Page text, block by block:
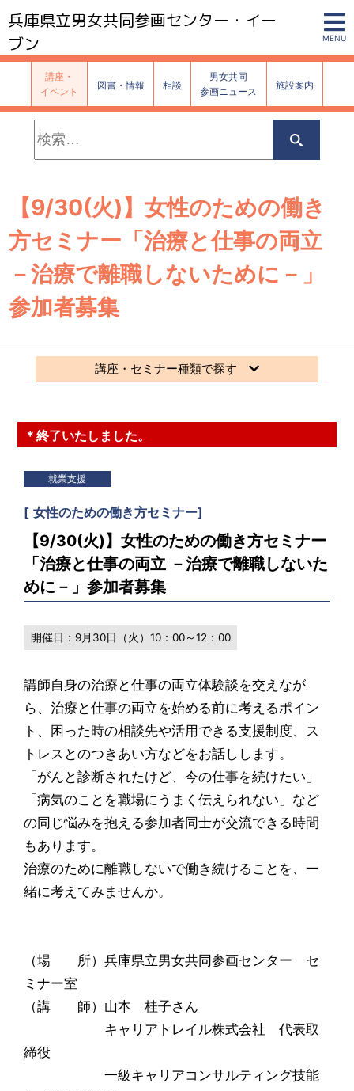
兵庫県立男女共同参画センター・イー
ブン
MENU
講座・
イベント
図書・情報 相談
男女共同
参画ニュース
施設案内
索:
検
索
【9/30(火)】女性のための働き
方セミナー「治療と仕事の両立
－治療で離職しないために－」
参加者募集
講座・セミナー種類で探す
＊終了いたしました。
就業支援
[ 女性のための働き方セミナー]
【9/30(火)】女性のための働き方セミナー
「治療と仕事の両立 －治療で離職しないた
めに－」参加者募集
開催日： 9月30日（火）10：00～12：00
講師自身の治療と仕事の両立体験談を交えなが
ら、治療と仕事の両立を始める前に考えるポイン
ト、困った時の相談先や活用できる支援制度、ス
トレスとのつきあい方などをお話しします。
「がんと診断されたけど、今の仕事を続けたい」
「病気のことを職場にうまく伝えられない」など
の同じ悩みを抱える参加者同士が交流できる時間
もあります。
治療のために離職しないで働き続けることを、一
緒に考えてみませんか。
（場 所）兵庫県立男女共同参画センター セ
ミナー室
（講 師）山本 桂子さん
キャリアトレイル株式会社 代表取
締役
一級キャリアコンサルティング技能